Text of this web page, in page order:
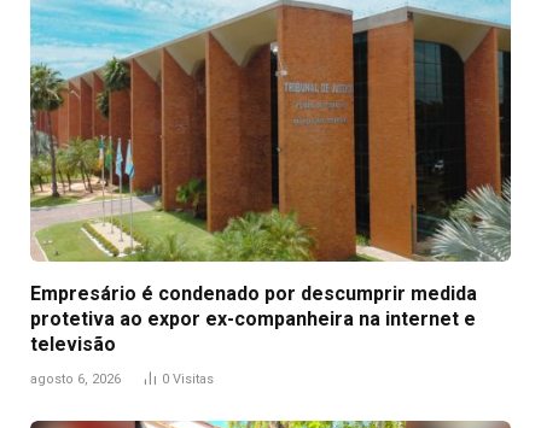
Empresário é condenado por descumprir medida
protetiva ao expor ex-companheira na internet e
televisão
agosto 6, 2026 0 Visitas